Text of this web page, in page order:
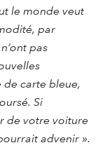
le monde veut
par
pas
de carte bleue,
Si
de votre voiture
advenir ».